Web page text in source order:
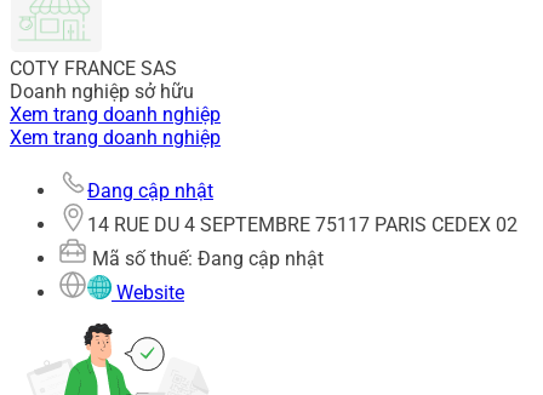
COTY FRANCE SAS
Doanh nghiệp sở hữu
Xem trang doanh nghiệp
Xem trang doanh nghiệp
Đang cập nhật
14 RUE DU 4 SEPTEMBRE 75117 PARIS CEDEX 02
Mã số thuế: Đang cập nhật
Website